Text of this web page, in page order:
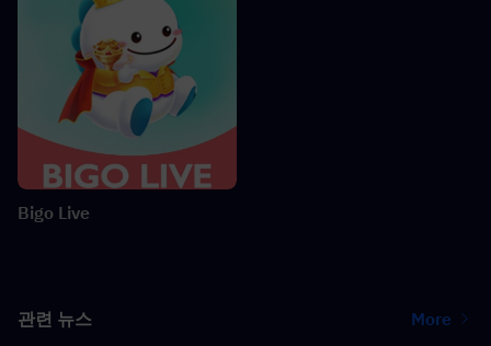
Bigo Live
관련 뉴스 More